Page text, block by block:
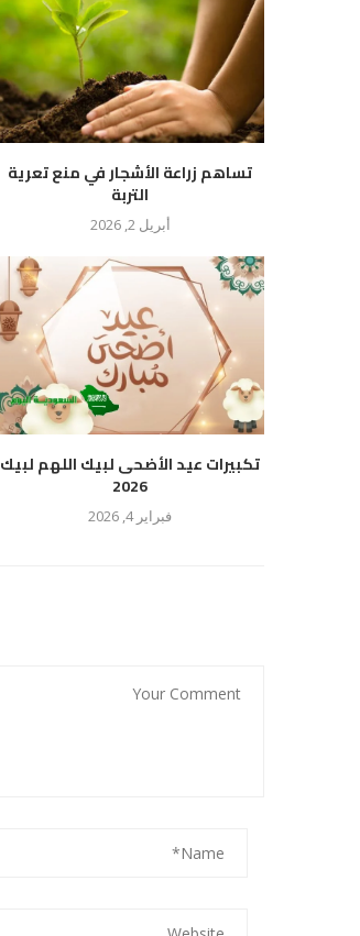
تساهم زراعة الأشجار في منع تعرية
التربة
أبريل 2, 2026
تكبيرات عيد الأضحى لبيك اللهم لبيك
2026
فبراير 4, 2026